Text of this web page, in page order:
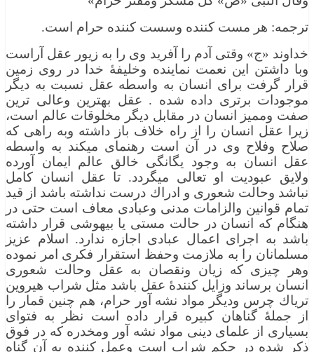
ترجمه: هر مست كننده وسست كننده حرام است.
خداوند «ج» وقتی آدم را آفرید وی را به زیور عقل آراست
وبا داشتن این نعمت نماینده وخلیفۀ خدا در روی زمین
قرار گرفت برای انسان به واسطه عقل نسبت به دیگر
موجودات برتری داده شده . عقل بهترین وعالی ترین
صفت وممیز انسان در مقابل دیگر مخلوقات عالم است،
زیرا عقل انسان را از راه خلاف باز داشته وبه راهی كه
صلاح وفلاح وی در آن است رهنمای میكند به واسطه
عقل انسان به وجود یگانگی خالق عالم ایمان آورده
ولایق عبودیت او تعالی میگردد. تا عقل انسان كامل
نباشد وحالت شعوری و ادراك درست نداشته باشد از قید
تمام قوانین والزامات مدنی وعبادی معاف است حتی در
هنگام كه انسان در حالت مستی یا بیهوشی قرار داشته
باشد به اجرای اعمال عبادی اجازه ندارد. اسلام عزیز
مسلمانان را به ملازمت وحفظ استقرار فكری امر نموده
وهر چیزی كه زیان ونقصان به عقل وحالت شعوری
انسان برساند وزایل كنندۀ عقل باشد مثل شراب هیروین
تریاك چرس ودیگر مواد نشه آور حرام، هم چنین قمار را
از جملۀ گناهان كبیره قرار داده است نظر به فتوای
بسیاری از علمای دینی مواد نشه آور ومخدره كه در فوق
ذكر شده در حكم شراب است وعمل كننده به آن گناه